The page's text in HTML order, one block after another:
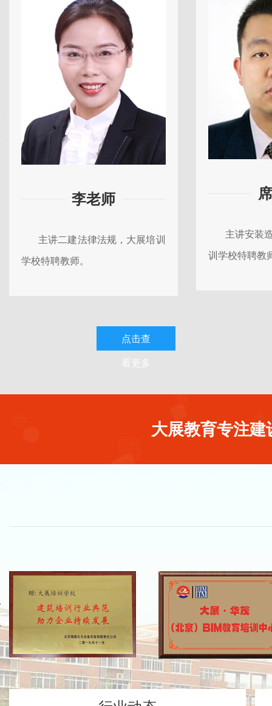
李老师
主讲二建法律法规，大展培训
学校特聘教师。
主讲安装
训学校特聘教
点击查
看更多
大展教育专注